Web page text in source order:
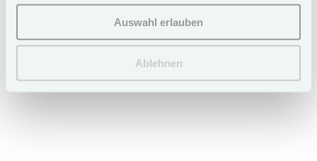
Auswahl erlauben
Ablehnen